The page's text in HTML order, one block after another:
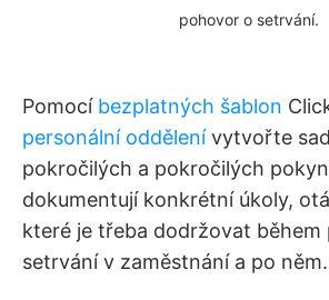
pohovor o setrvání.
Pomocí bezplatných šablon
personální oddělenívytvořte
pokročilých a pokročilých
dokumentují konkrétní úkoly,
které je třeba dodržovat během
setrvání v zaměstnání a po něm.